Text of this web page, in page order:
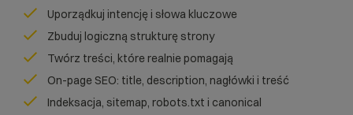
Uporządkuj intencję i słowa kluczowe
Zbuduj logiczną strukturę strony
Twórz treści, które realnie pomagają
On-page SEO: title, description, nagłówki i treść
Indeksacja, sitemap, robots.txt i canonical